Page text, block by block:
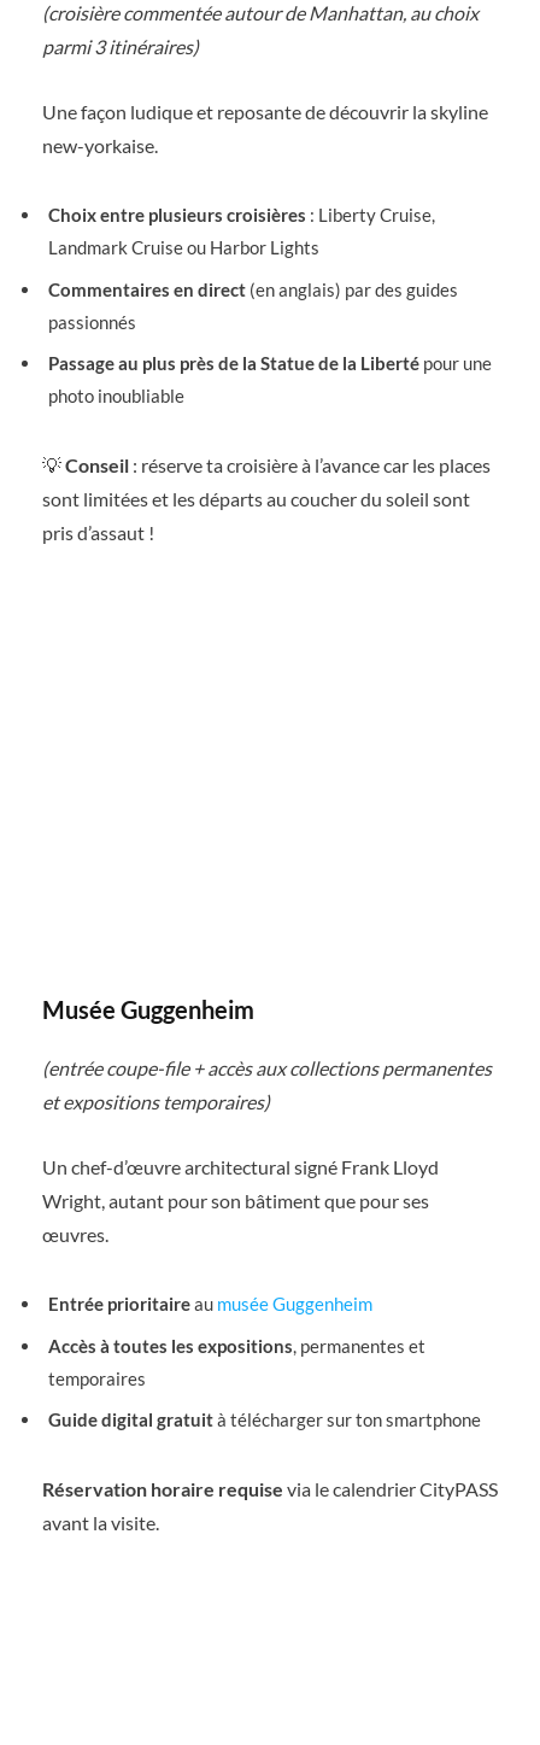
(croisière commentée autour de Manhattan, au choix
parmi 3 itinéraires)
Une façon ludique et reposante de découvrir la skyline
new-yorkaise.
Choix entre plusieurs croisières : Liberty Cruise,
Landmark Cruise ou Harbor Lights
Commentaires en direct (en anglais) par des guides
passionnés
Passage au plus près de la Statue de la Liberté pour une
photo inoubliable
💡Conseil : réserve ta croisière à l’avance car les places
sont limitées et les départs au coucher du soleil sont
pris d’assaut !
Musée Guggenheim
(entrée coupe-file + accès aux collections permanentes
et expositions temporaires)
Un chef-d’œuvre architectural signé Frank Lloyd
Wright, autant pour son bâtiment que pour ses
œuvres.
Entrée prioritaireau musée Guggenheim
Accès à toutes les expositions, permanentes et
temporaires
Guide digital gratuità télécharger sur ton smartphone
Réservation horaire requise via le calendrier CityPASS
avant la visite.